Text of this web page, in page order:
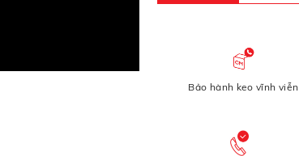
Bảo hành keo vĩnh viễn